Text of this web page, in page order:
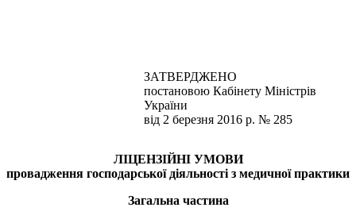
ЗАТВЕРДЖЕНО
постановою Кабінету Міністрів
України
від 2 березня 2016 р. № 285
ЛІЦЕНЗІЙНІ УМОВИ
провадження господарської діяльності з медичної практики
Загальна частина